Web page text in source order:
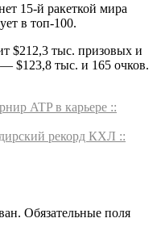
15-й ракеткой мира
в топ-100.
$212,3 тыс. призовых и
$123,8 тыс. и 165 очков.
ATP в карьере ::
рекорд КХЛ ::
Обязательные поля